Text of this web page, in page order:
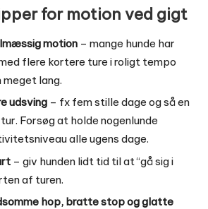
for motion ved gigt
motion – mange hunde har
flere kortere ture i roligt tempo
lang.
udsving – fx fem stille dage og så en
Forsøg at holde nogenlunde
alle ugens dage.
– giv hunden lidt tid til at “gå sig i
af turen.
hop, bratte stop og glatte